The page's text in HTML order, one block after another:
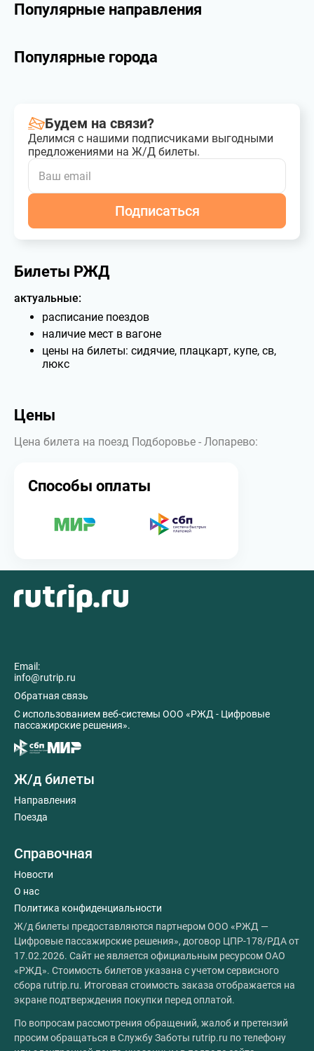
Популярные направления
Популярные города
Будем на связи?
Делимся с нашими подписчиками выгодными
предложениями на Ж/Д билеты.
Подписаться
Билеты РЖД
актуальные:
расписание поездов
наличие мест в вагоне
цены на билеты: сидячие, плацкарт, купе, св,
люкс
Цены
Цена билета на поезд Подборовье - Лопарево:
Способы оплаты
Email:
info@rutrip.ru
Обратная связь
C использованием веб-системы ООО «РЖД - Цифровые
пассажирские решения».
Ж/д билеты
Направления
Поезда
Справочная
Новости
О нас
Политика конфиденциальности
Ж/д билеты предоставляются партнером ООО «РЖД —
Цифровые пассажирские решения», договор ЦПР-178/РДА от
17.02.2026. Сайт не является официальным ресурсом ОАО
«РЖД». Стоимость билетов указана с учетом сервисного
сбора rutrip.ru. Итоговая стоимость заказа отображается на
экране подтверждения покупки перед оплатой.
По вопросам рассмотрения обращений, жалоб и претензий
просим обращаться в Службу Заботы rutrip.ru по телефону